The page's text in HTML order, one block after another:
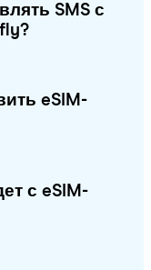
SMS с
eSIM-
с eSIM-